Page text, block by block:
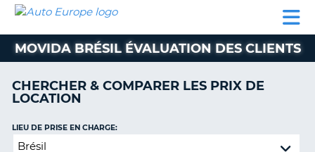
LOCATION
VOITURE
CAMPING-
CAR
CLIENT
AUTO
EUROPE
LOCATION
VOITURE
CAMPING-
CAR
PARTENAIRES
SUPPORT
CLIENT
MOVIDA BRÉSIL ÉVALUATION DES CLIENTS
CHERCHER & COMPARER LES PRIX DE
LOCATION
Lieu
LIEU DE PRISE EN CHARGE: